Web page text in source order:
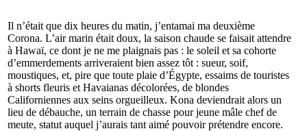
Il n’était que dix heures du matin, j’entamai ma deuxième
Corona. L’air marin était doux, la saison chaude se faisait attendre
à Hawaï, ce dont je ne me plaignais pas : le soleil et sa cohorte
d’emmerdements arriveraient bien assez tôt : sueur, soif,
moustiques, et, pire que toute plaie d’Égypte, essaims de touristes
à shorts fleuris et Havaianas décolorées, de blondes
Californiennes aux seins orgueilleux. Kona deviendrait alors un
lieu de débauche, un terrain de chasse pour jeune mâle chef de
meute, statut auquel j’aurais tant aimé pouvoir prétendre encore.